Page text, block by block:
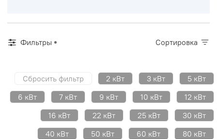
Фильтры Сортировка
Сбросить фильтр 2 кВт 3 кВт
5 кВт
6 кВт
7 кВт 9 кВт 10 кВт
12 кВт
16 кВт
22 кВт 25 кВт
30 кВт
40 кВт
50 кВт 60 кВт
80 кВт